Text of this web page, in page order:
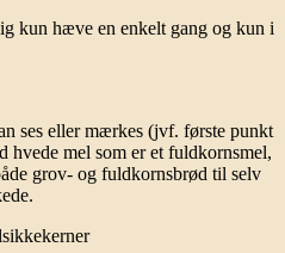
kun hæve en enkelt gang og kun i
ses eller mærkes (jvf. første punkt
hvede mel som er et fuldkornsmel,
grov- og fuldkornsbrød til selv